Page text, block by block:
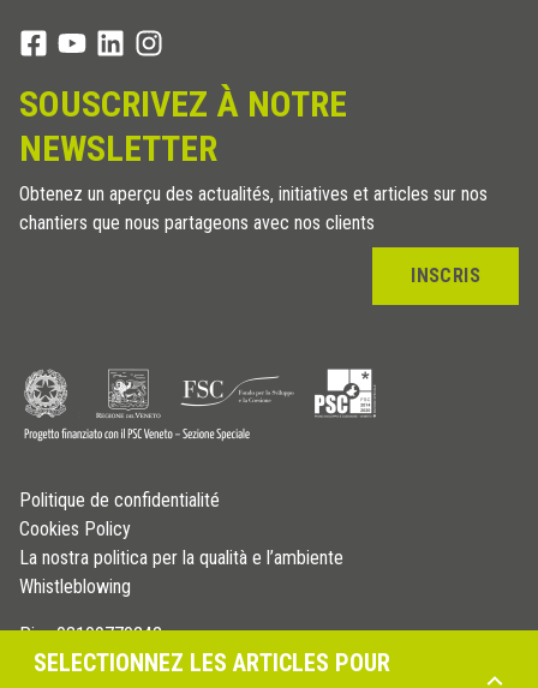
SELECTIONNEZ LES ARTICLES POUR
SOUSCRIVEZ À NOTRE
NEWSLETTER
Obtenez un aperçu des actualités, initiatives et articles sur nos
chantiers que nous partageons avec nos clients
INSCRIS
Politique de confidentialité
Cookies Policy
La nostra politica per la qualità e l’ambiente
Whistleblowing
P.iva 03109770242
© Copyright 2026 - Profilitec S.p.A - All right reserved